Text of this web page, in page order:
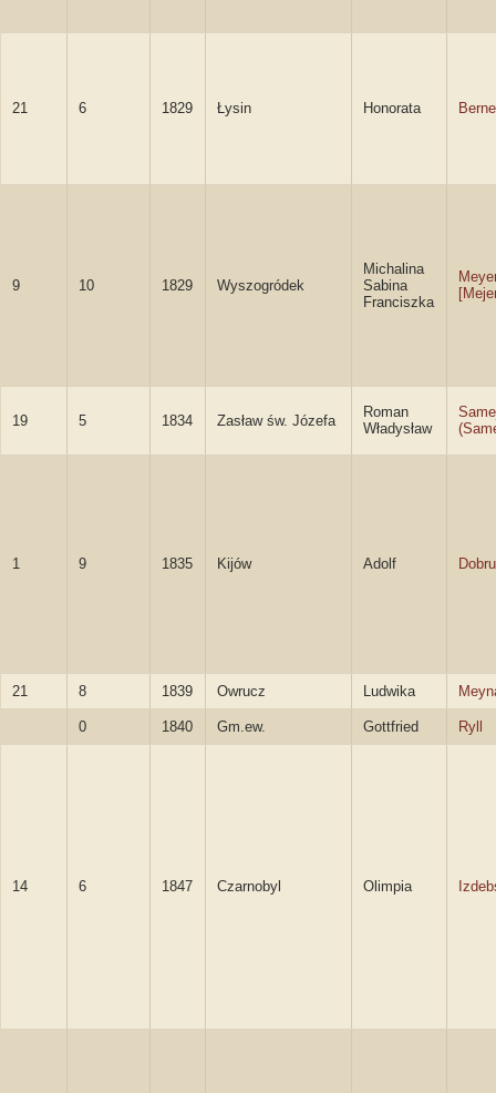
21 6 1829 Łysin Honorata
9 10 1829 Wyszogródek
Michalina
Sabina
Franciszka
19 5 1834 Zasław św. Józefa
Roman
Władysław
1 9 1835 Kijów Adolf
21 8 1839 Owrucz Ludwika
0 1840 Gm.ew. Gottfried Ryll
14 6 1847 Czarnobyl Olimpia